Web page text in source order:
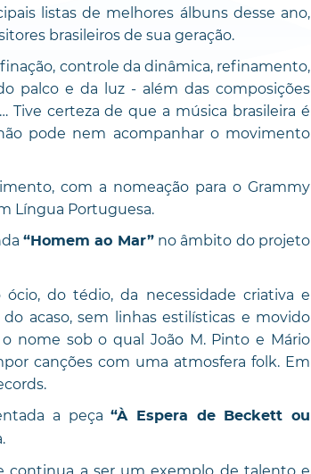
listas de melhores álbuns desse ano,
brasileiros de sua geração.
controle da dinâmica, refinamento,
palco e da luz - além das composições
Tive certeza de que a música brasileira é
pode nem acompanhar o movimento
com a nomeação para o Grammy
Língua Portuguesa.
“Homem ao Mar”no âmbito do projeto
do tédio, da necessidade criativa e
acaso, sem linhas estilísticas e movido
nome sob o qual João M. Pinto e Mário
canções com uma atmosfera folk. Em
a peça“À Espera de Beckett ou